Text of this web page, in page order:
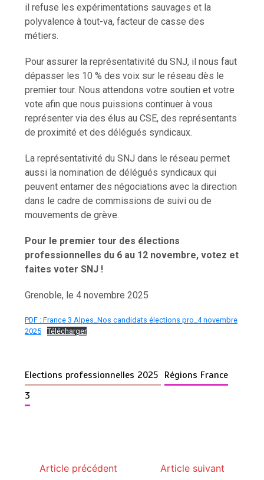
il refuse les expérimentations sauvages et la
polyvalence à tout-va, facteur de casse des
métiers.
Pour assurer la représentativité du SNJ, il nous faut
dépasser les 10 % des voix sur le réseau dès le
premier tour. Nous attendons votre soutien et votre
vote afin que nous puissions continuer à vous
représenter via des élus au CSE, des représentants
de proximité et des délégués syndicaux.
La représentativité du SNJ dans le réseau permet
aussi la nomination de délégués syndicaux qui
peuvent entamer des négociations avec la direction
dans le cadre de commissions de suivi ou de
mouvements de grève.
Pour le premier tour des élections
professionnelles du 6 au 12 novembre, votez et
faites voter SNJ !
Grenoble, le 4 novembre 2025
PDF : France 3 Alpes_Nos candidats élections pro_4 novembre
2025
Télécharger
Elections professionnelles 2025 Régions France
3
Article précédent Article suivant